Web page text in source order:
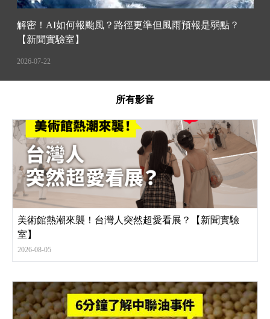
解密！AI如何報颱風？路徑更準但風雨預報是弱點？
【新聞實驗室】
2026-07-22
所有影音
美術館熱潮來襲！台灣人突然超愛看展？【新聞實驗
室】
2026-08-05